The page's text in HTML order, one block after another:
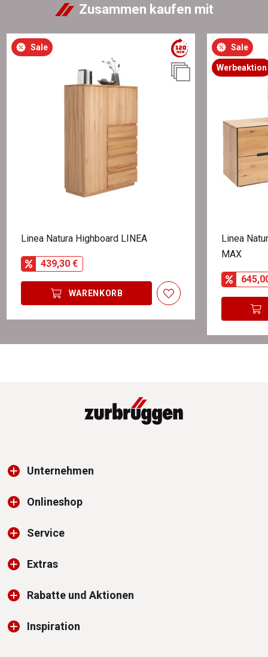
Zusammen kaufen mit
Sale
Linea Natura Highboard LINEA
439,30 €
WARENKORB
Sale
Werbeaktion
Linea
MAX
Unternehmen
Onlineshop
Service
Extras
Rabatte und Aktionen
Inspiration